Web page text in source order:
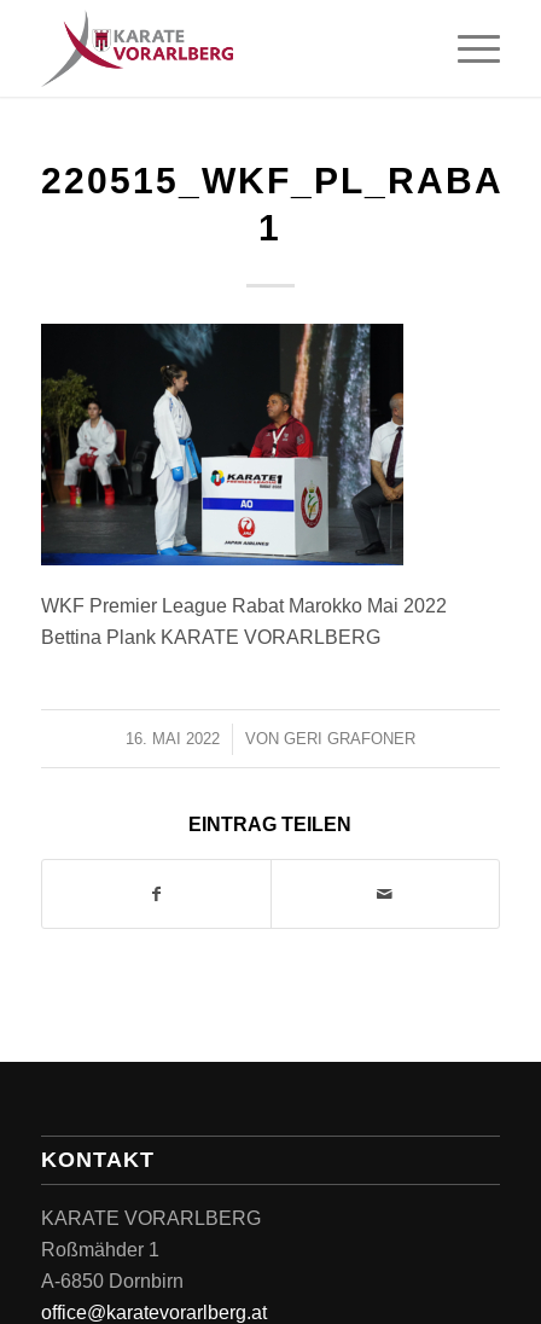
1
WKF Premier League Rabat Marokko Mai 2022
Bettina Plank KARATE VORARLBERG
16. MAI 2022
/ VON GERI GRAFONER
EINTRAG TEILEN
KONTAKT
KARATE VORARLBERG
Roßmähder 1
A-6850 Dornbirn
office@karatevorarlberg.at